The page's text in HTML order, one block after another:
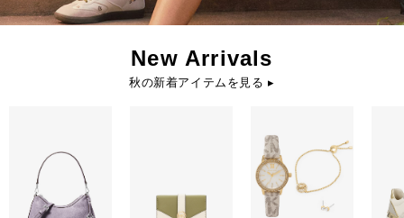
New Arrivals
秋の新着アイテムを見る ▸